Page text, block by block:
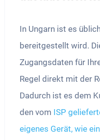
In Ungarn ist es
bereitgestellt wird.
Zugangsdaten für
Regel direkt mit der
Dadurch ist es dem
den vom ISP
eigenes Gerät, wie